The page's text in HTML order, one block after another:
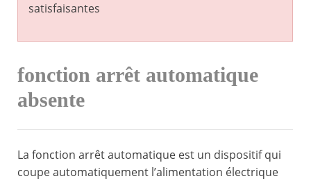
satisfaisantes
fonction arrêt automatique
absente
La fonction arrêt automatique est un dispositif qui
coupe automatiquement l’alimentation électrique